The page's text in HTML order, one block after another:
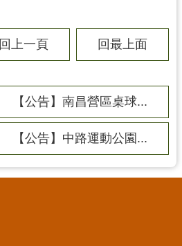
回上一頁 回最上面
【公告】南昌營區桌球...
【公告】中路運動公園...